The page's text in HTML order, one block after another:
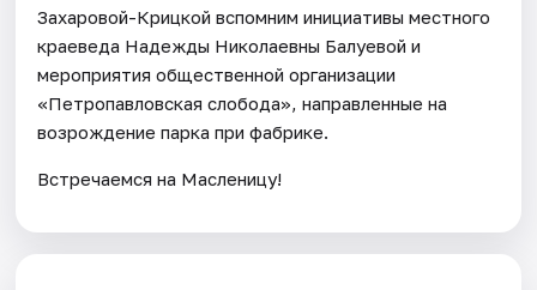
Захаровой-Крицкой вспомним инициативы местного
краеведа Надежды Николаевны Балуевой и
мероприятия общественной организации
«Петропавловская слобода», направленные на
возрождение парка при фабрике.
Встречаемся на Масленицу!